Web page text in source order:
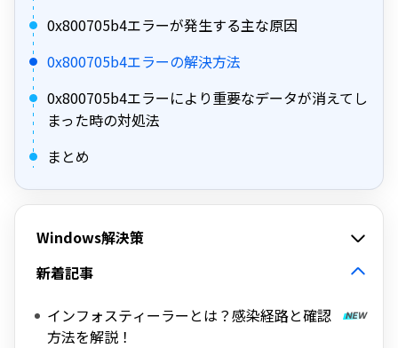
0x800705b4エラーが発生する主な原因
0x800705b4エラーの解決方法
0x800705b4エラーにより重要なデータが消えてし
まった時の対処法
まとめ
Windows解決策
新着記事
インフォスティーラーとは？感染経路と確認
方法を解説！